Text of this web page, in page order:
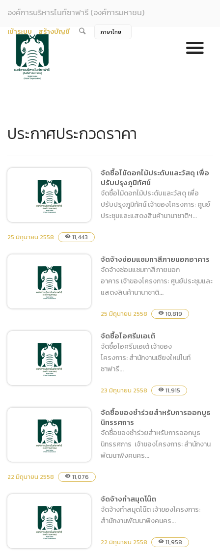
องค์การบริหารไนท์ซาฟารี (องค์การมหาชน)
เข้าระบบ สร้างบัญชี
ประกาศประกวดราคา
จัดซื้อไม้ดอกไม้ประดับและ
วัสดุ เพื่อปรับปรุงภูมิทัศน์
จัดซื้อไม้ดอกไม้ประดับและวัสดุ เพื่อ
ปรับปรุงภูมิทัศน์
จัดซื้อไม้ดอกไม้ประดับและวัสดุ เพื่อ
ปรับปรุงภูมิทัศน์ เจ้าของโครงการ: ศูนย์
ประชุมและแสดงสินค้านานาชาติฯ...
25 มิถุนายน 2558 visibility 11,443
จัดจ้างซ่อมแซมทาสีภายนอก
จัดจ้างซ่อมแซมทาสีภายนอกอาคาร
จัดจ้างซ่อมแซมทาสีภายนอก
อาคาร เจ้าของโครงการ: ศูนย์ประชุมและ
แสดงสินค้านานาชาติ...
25 มิถุนายน 2558 visibility 10,819
จัดซื้อไอศรีมเอเต้
จัดซื้อไอศรีมเอเต้
จัดซื้อไอศรีมเอเต้ เจ้าของ
โครงการ: สำนักงานเชียงใหม่ไนท์
ซาฟารี...
23 มิถุนายน 2558 visibility 11,915
จัดซื้อของชำร่วยสำหรับการ
ออกบูธนิทรรศการ
จัดซื้อของชำร่วยสำหรับการออกบูธ
นิทรรศการ
จัดซื้อของชำร่วยสำหรับการออกบูธ
นิทรรศการ เจ้าของโครงการ: สำนักงาน
พัฒนาพิงคนคร...
22 มิถุนายน 2558 visibility 11,076
จัดจ้างทำสมุดโน๊ต
จัดจ้างทำสมุดโน๊ต เจ้าของโครงการ:
สำนักงานพัฒนาพิงคนคร...
22 มิถุนายน 2558 visibility 11,958